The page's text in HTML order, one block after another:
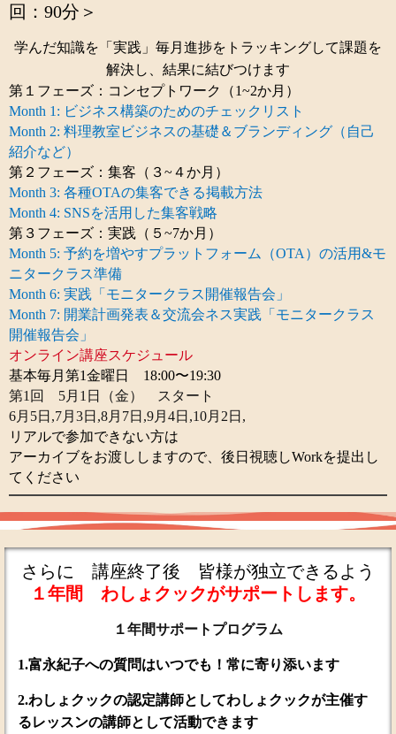
回：90分＞
学んだ知識を「実践」毎月進捗をトラッキングして課題を
解決し、結果に結びつけます
第１フェーズ：コンセプトワーク（1~2か月）
Month 1: ビジネス構築のためのチェックリスト
Month 2: 料理教室ビジネスの基礎＆ブランディング（自己
紹介など）
第２フェーズ：集客（３~４か月）
Month 3: 各種OTAの集客できる掲載方法
Month 4: SNSを活用した集客戦略
第３フェーズ：実践（５~7か月）
Month 5: 予約を増やすプラットフォーム（OTA）の活用&モ
ニタークラス準備
Month 6: 実践「モニタークラス開催報告会」
Month 7: 開業計画発表＆交流会ネス実践「モニタークラス
開催報告会」
オンライン講座スケジュール
基本毎月第1金曜日 18:00〜19:30
第1回 5月1日（金） スタート
6月5日,7月3日,8月7日,9月4日,10月2日,
リアルで参加できない方は
アーカイブをお渡ししますので、後日視聴しWorkを提出し
てください
さらに 講座終了後 皆様が独立できるよう
１年間 わしょクックがサポートします。
１年間サポートプログラム
1.富永紀子への質問はいつでも！常に寄り添います
2.わしょクックの認定講師としてわしょクックが主催す
るレッスンの講師として活動できます